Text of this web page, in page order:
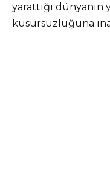
yarattığı dünyanın
kusursuzluğuna